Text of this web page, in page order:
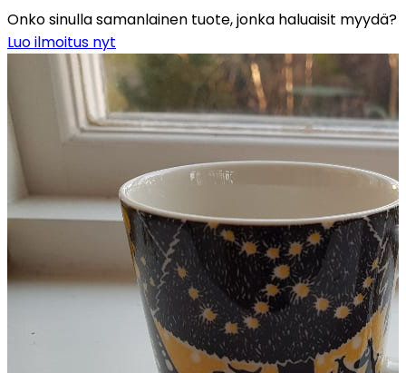
Onko sinulla samanlainen tuote, jonka haluaisit myydä?
Luo ilmoitus nyt